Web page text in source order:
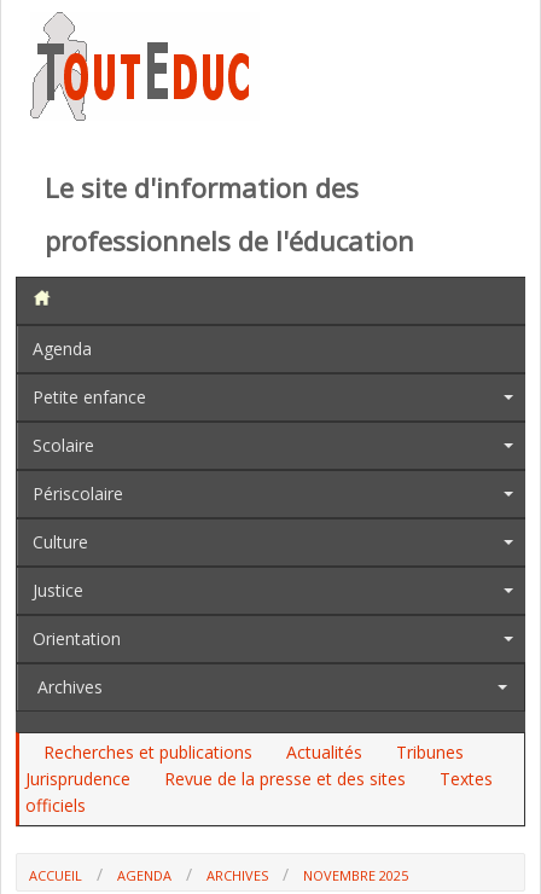
Le site d'information des
professionnels de l'éducation
Agenda
Petite enfance
Scolaire
Périscolaire
Culture
Justice
Orientation
Archives
Recherches et publications Actualités
Tribunes
Jurisprudence
Revue de la presse et des sites
Textes
officiels
ACCUEIL AGENDA ARCHIVES NOVEMBRE 2025